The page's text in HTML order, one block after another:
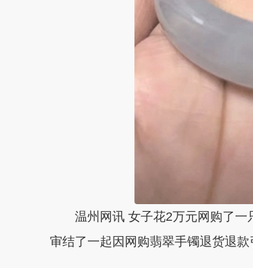
温州网讯 女子花2万元网购了一
审结了一起因网购翡翠手镯退货退款